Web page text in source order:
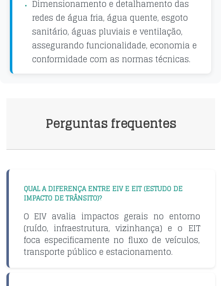
Dimensionamento e detalhamento das
redes de água fria, água quente, esgoto
sanitário, águas pluviais e ventilação,
assegurando funcionalidade, economia e
conformidade com as normas técnicas.
Perguntas frequentes
QUAL A DIFERENÇA ENTRE EIV E EIT (ESTUDO DE
IMPACTO DE TRÂNSITO)?
O EIV avalia impactos gerais no entorno
(ruído, infraestrutura, vizinhança) e o EIT
foca especificamente no fluxo de veículos,
transporte público e estacionamento.